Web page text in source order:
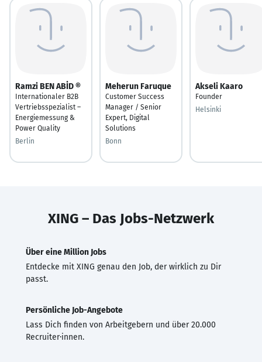
Ramzi BEN ABİD ®
Internationaler B2B
Vertriebsspezialist –
Energiemessung &
Power Quality
Berlin
Meherun Faruque
Customer Success
Manager / Senior
Expert, Digital
Solutions
Bonn
Akseli Kaaro
Founder
Helsinki
XING – Das Jobs-Netzwerk
Über eine Million Jobs
Entdecke mit XING genau den Job, der wirklich zu Dir
passt.
Persönliche Job-Angebote
Lass Dich finden von Arbeitgebern und über 20.000
Recruiter·innen.